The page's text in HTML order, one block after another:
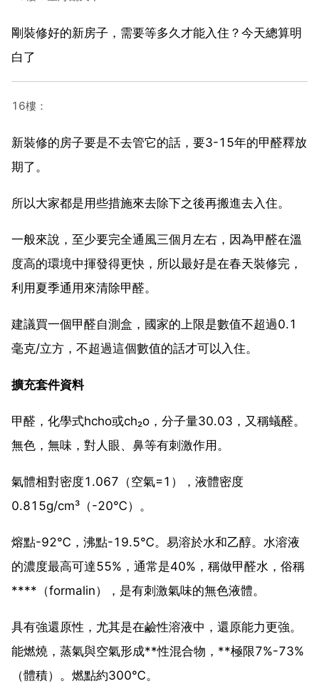
剛裝修好的新房子，需要等多久才能入住？今天總算明
白了
16樓：
新裝修的房子要是不去管它的話，要3-15年的甲醛釋放
期了。
所以大家都是用些措施來去除下之後再搬進去入住。
一般來說，至少要完全通風三個月左右，因為甲醛在溫
度高的環境中揮發得更快，所以最好是在春天裝修完，
利用夏季通用來清除甲醛。
建議買一個甲醛自測盒，國家的上限是數值不超過0.1
毫克/立方，不超過這個數值的話才可以入住。
擴充套件資料
甲醛，化學式hcho或ch₂o，分子量30.03，又稱蟻醛。
無色，無味，對人眼、鼻等有刺激作用。
氣體相對密度1.067（空氣=1），液體密度
0.815g/cm³（-20℃）。
熔點-92℃，沸點-19.5℃。易溶於水和乙醇。水溶液
的濃度最高可達55%，通常是40%，稱做甲醛水，俗稱
****（formalin），是有刺激氣味的無色液體。
具有強還原性，尤其是在鹼性溶液中，還原能力更強。
能燃燒，蒸氣與空氣形成**性混合物，**極限7%-73%
（體積）。燃點約300℃。